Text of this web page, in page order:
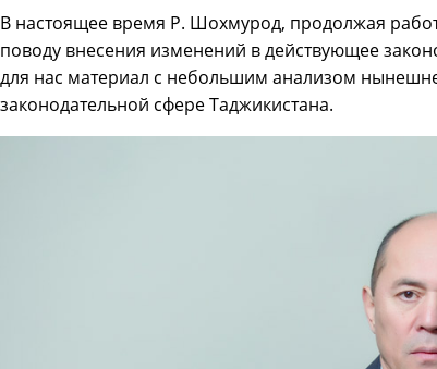
В настоящее время Р. Шохмурод, продолжая
поводу внесения изменений в действующее
для нас материал с небольшим анализом
законодательной сфере Таджикистана.